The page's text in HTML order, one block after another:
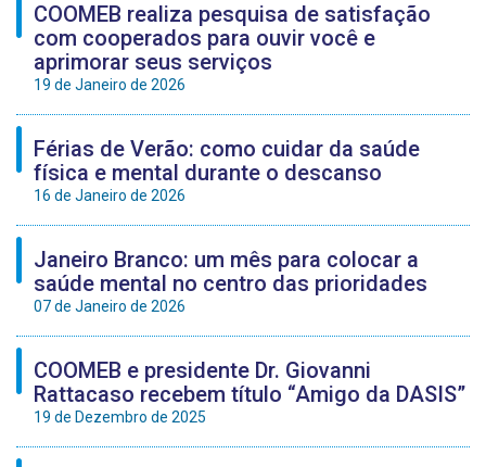
COOMEB realiza pesquisa de satisfação
com cooperados para ouvir você e
aprimorar seus serviços
19 de Janeiro de 2026
Férias de Verão: como cuidar da saúde
física e mental durante o descanso
16 de Janeiro de 2026
Janeiro Branco: um mês para colocar a
saúde mental no centro das prioridades
07 de Janeiro de 2026
COOMEB e presidente Dr. Giovanni
Rattacaso recebem título “Amigo da DASIS”
19 de Dezembro de 2025